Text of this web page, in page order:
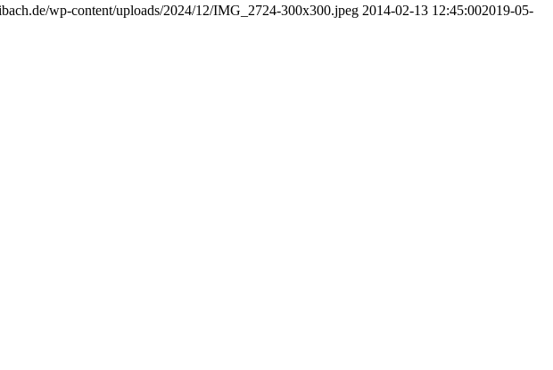
wp-content/uploads/2024/12/IMG_2724-300x300.jpeg 2014-02-13 12:45:002019-05-